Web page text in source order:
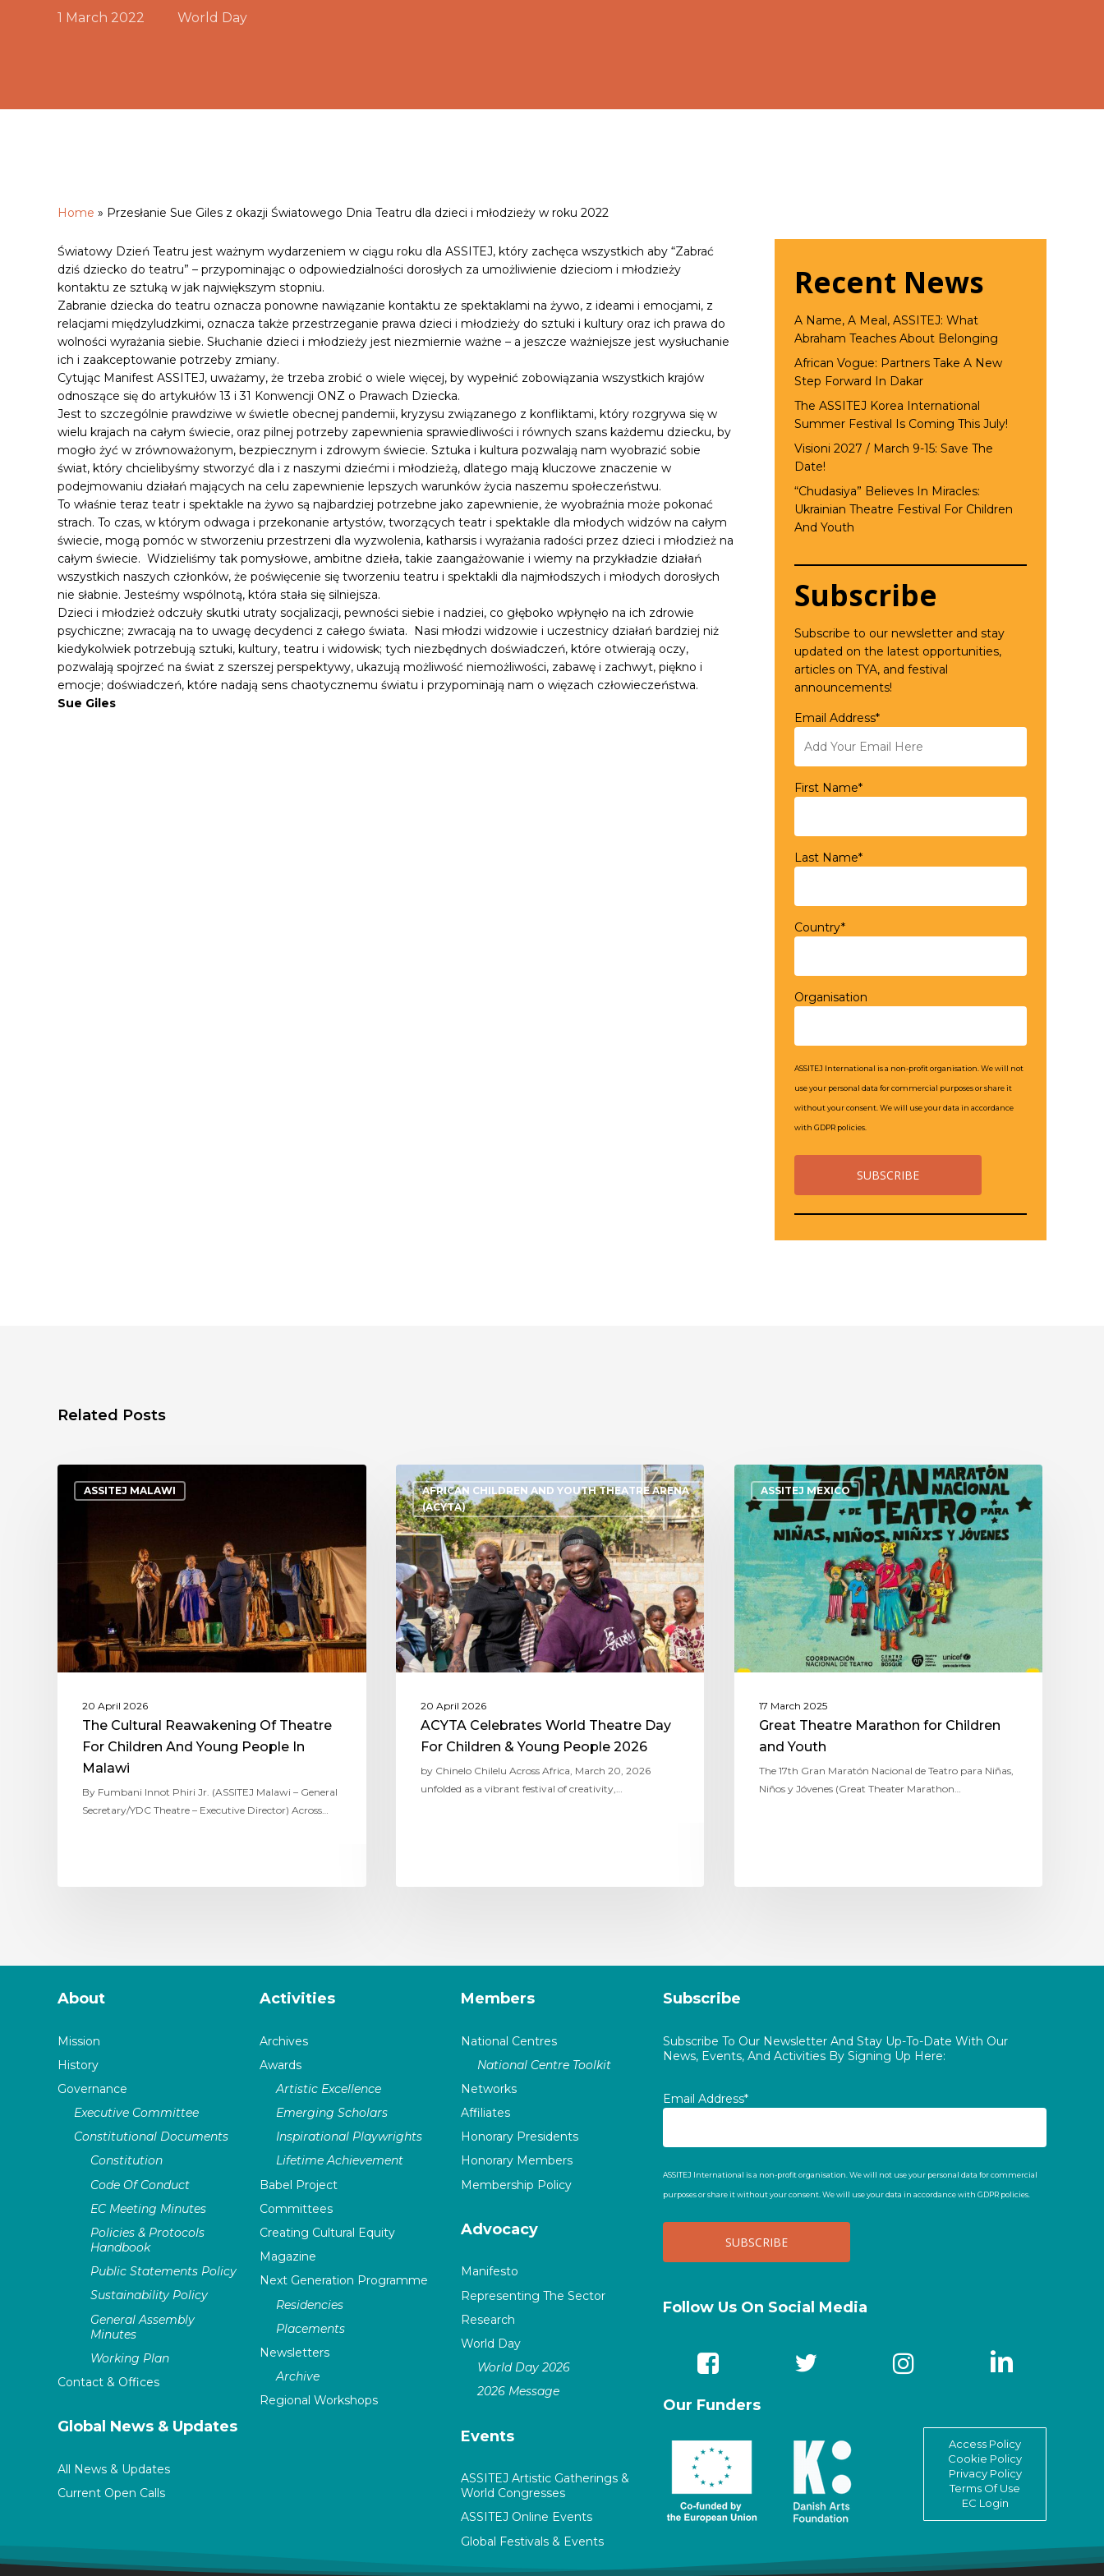
1 March 2022 World Day
Home » Przesłanie Sue Giles z okazji Światowego Dnia Teatru dla dzieci i młodzieży w roku 2022
Światowy Dzień Teatru jest ważnym wydarzeniem w ciągu roku dla ASSITEJ, który zachęca wszystkich aby “Zabrać
dziś dziecko do teatru” – przypominając o odpowiedzialności dorosłych za umożliwienie dzieciom i młodzieży
kontaktu ze sztuką w jak największym stopniu.
Zabranie dziecka do teatru oznacza ponowne nawiązanie kontaktu ze spektaklami na żywo, z ideami i emocjami, z
relacjami międzyludzkimi, oznacza także przestrzeganie prawa dzieci i młodzieży do sztuki i kultury oraz ich prawa do
wolności wyrażania siebie. Słuchanie dzieci i młodzieży jest niezmiernie ważne – a jeszcze ważniejsze jest wysłuchanie
ich i zaakceptowanie potrzeby zmiany.
Cytując Manifest ASSITEJ, uważamy, że trzeba zrobić o wiele więcej, by wypełnić zobowiązania wszystkich krajów
odnoszące się do artykułów 13 i 31 Konwencji ONZ o Prawach Dziecka.
Jest to szczególnie prawdziwe w świetle obecnej pandemii, kryzysu związanego z konfliktami, który rozgrywa się w
wielu krajach na całym świecie, oraz pilnej potrzeby zapewnienia sprawiedliwości i równych szans każdemu dziecku, by
mogło żyć w zrównoważonym, bezpiecznym i zdrowym świecie. Sztuka i kultura pozwalają nam wyobrazić sobie
świat, który chcielibyśmy stworzyć dla i z naszymi dziećmi i młodzieżą, dlatego mają kluczowe znaczenie w
podejmowaniu działań mających na celu zapewnienie lepszych warunków życia naszemu społeczeństwu.
To właśnie teraz teatr i spektakle na żywo są najbardziej potrzebne jako zapewnienie, że wyobraźnia może pokonać
strach. To czas, w którym odwaga i przekonanie artystów, tworzących teatr i spektakle dla młodych widzów na całym
świecie, mogą pomóc w stworzeniu przestrzeni dla wyzwolenia, katharsis i wyrażania radości przez dzieci i młodzież na
całym świecie. Widzieliśmy tak pomysłowe, ambitne dzieła, takie zaangażowanie i wiemy na przykładzie działań
wszystkich naszych członków, że poświęcenie się tworzeniu teatru i spektakli dla najmłodszych i młodych dorosłych
nie słabnie. Jesteśmy wspólnotą, która stała się silniejsza.
Dzieci i młodzież odczuły skutki utraty socjalizacji, pewności siebie i nadziei, co głęboko wpłynęło na ich zdrowie
psychiczne; zwracają na to uwagę decydenci z całego świata. Nasi młodzi widzowie i uczestnicy działań bardziej niż
kiedykolwiek potrzebują sztuki, kultury, teatru i widowisk; tych niezbędnych doświadczeń, które otwierają oczy,
pozwalają spojrzeć na świat z szerszej perspektywy, ukazują możliwość niemożliwości, zabawę i zachwyt, piękno i
emocje; doświadczeń, które nadają sens chaotycznemu światu i przypominają nam o więzach człowieczeństwa.
Sue Giles
Recent News
A Name, A Meal, ASSITEJ: What
Abraham Teaches About Belonging
African Vogue: Partners Take A New
Step Forward In Dakar
The ASSITEJ Korea International
Summer Festival Is Coming This July!
Visioni 2027 / March 9-15: Save The
Date!
“Chudasiya” Believes In Miracles:
Ukrainian Theatre Festival For Children
And Youth
Subscribe
Subscribe to our newsletter and stay
updated on the latest opportunities,
articles on TYA, and festival
announcements!
Email Address*
First Name*
Last Name*
Country*
Organisation
ASSITEJ International is a non-profit organisation. We will not
use your personal data for commercial purposes or share it
without your consent. We will use your data in accordance
with GDPR policies.
Related Posts
ASSITEJ MALAWI
20 April 2026
The Cultural Reawakening Of Theatre
For Children And Young People In
Malawi
By Fumbani Innot Phiri Jr. (ASSITEJ Malawi – General
Secretary/YDC Theatre – Executive Director) Across…
AFRICAN CHILDREN AND YOUTH THEATRE ARENA
(ACYTA)
20 April 2026
ACYTA Celebrates World Theatre Day
For Children & Young People 2026
by Chinelo Chilelu Across Africa, March 20, 2026
unfolded as a vibrant festival of creativity,…
ASSITEJ MEXICO
17 March 2025
Great Theatre Marathon for Children
and Youth
The 17th Gran Maratón Nacional de Teatro para Niñas,
Niños y Jóvenes (Great Theater Marathon…
About
Mission
History
Governance
Executive Committee
Constitutional Documents
Constitution
Code Of Conduct
EC Meeting Minutes
Policies & Protocols
Handbook
Public Statements Policy
Sustainability Policy
General Assembly
Minutes
Working Plan
Contact & Offices
Global News & Updates
All News & Updates
Current Open Calls
Activities
Archives
Awards
Artistic Excellence
Emerging Scholars
Inspirational Playwrights
Lifetime Achievement
Babel Project
Committees
Creating Cultural Equity
Magazine
Next Generation Programme
Residencies
Placements
Newsletters
Archive
Regional Workshops
Members
National Centres
National Centre Toolkit
Networks
Affiliates
Honorary Presidents
Honorary Members
Membership Policy
Advocacy
Manifesto
Representing The Sector
Research
World Day
World Day 2026
2026 Message
Events
ASSITEJ Artistic Gatherings &
World Congresses
ASSITEJ Online Events
Global Festivals & Events
Subscribe
Subscribe To Our Newsletter And Stay Up-To-Date With Our
News, Events, And Activities By Signing Up Here:
Email Address*
ASSITEJ International is a non-profit organisation. We will not use your personal data for commercial
purposes or share it without your consent. We will use your data in accordance with GDPR policies.
Follow Us On Social Media
Our Funders
Access Policy
Cookie Policy
Privacy Policy
Terms Of Use
EC Login